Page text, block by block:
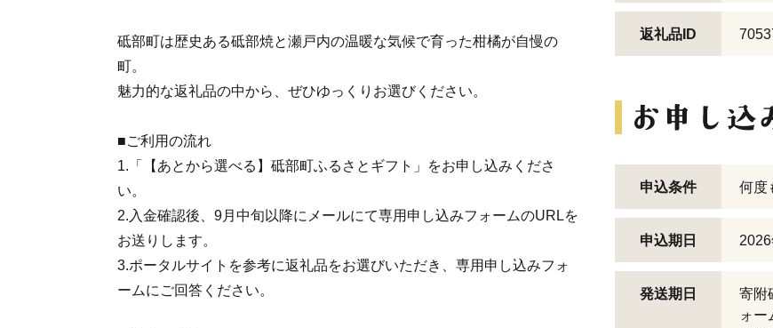
砥部町は歴史ある砥部焼と瀬戸内の温暖な気候で育った柑橘が自慢の
町。
魅力的な返礼品の中から、ぜひゆっくりお選びください。
■ご利用の流れ
1.「【あとから選べる】砥部町ふるさとギフト」をお申し込みくださ
い。
2.入金確認後、9月中旬以降にメールにて専用申し込みフォームのURLを
お送りします。
3.ポータルサイトを参考に返礼品をお選びいただき、専用申し込みフォ
ームにご回答ください。
返礼品ID
申込条件 何度
申込期日
発送期日
寄附
ォー